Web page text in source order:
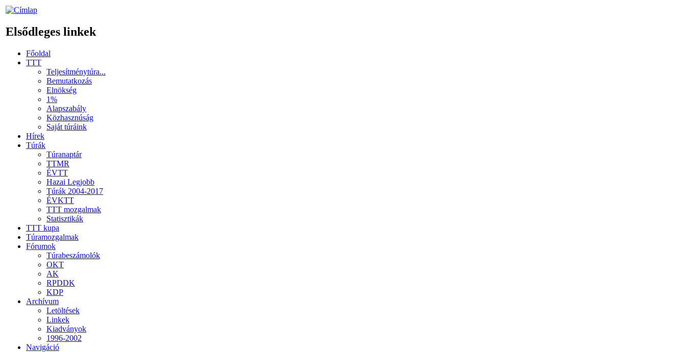
Elsődleges linkek
Főoldal
TTT
Teljesítménytúra...
Bemutatkozás
Elnökség
1%
Alapszabály
Közhasznúság
Saját túráink
Hírek
Túrák
Túranaptár
TTMR
ÉVTT
Hazai Legjobb
Túrák 2004-2017
ÉVKTT
TTT mozgalmak
Statisztikák
TTT kupa
Túramozgalmak
Fórumok
Túrabeszámolók
OKT
AK
RPDDK
KDP
Archívum
Letöltések
Linkek
Kiadványok
1996-2002
Navigáció